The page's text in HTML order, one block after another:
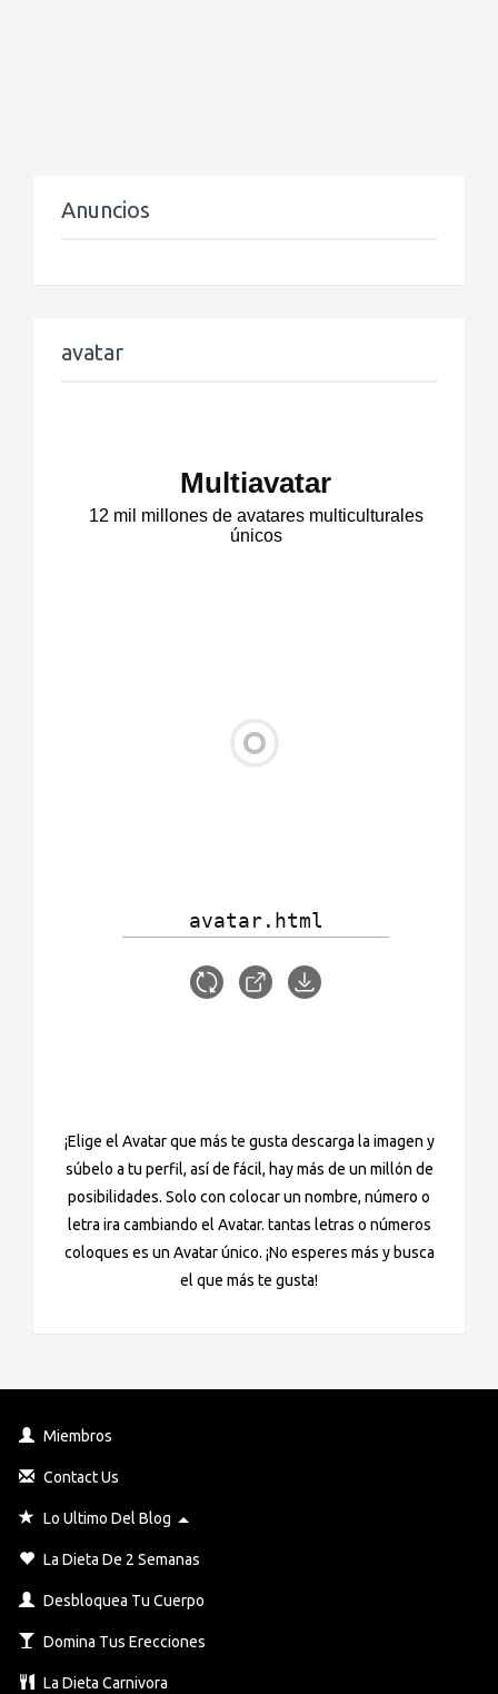
Anuncios
avatar
¡Elige el Avatar que más te gusta descarga la imagen y
súbelo a tu perfil, así de fácil, hay más de un millón de
posibilidades. Solo con colocar un nombre, número o
letra ira cambiando el Avatar. tantas letras o números
coloques es un Avatar único. ¡No esperes más y busca
el que más te gusta!
Miembros
Contact Us
Lo Ultimo Del Blog
La Dieta De 2 Semanas
Desbloquea Tu Cuerpo
Domina Tus Erecciones
La Dieta Carnivora